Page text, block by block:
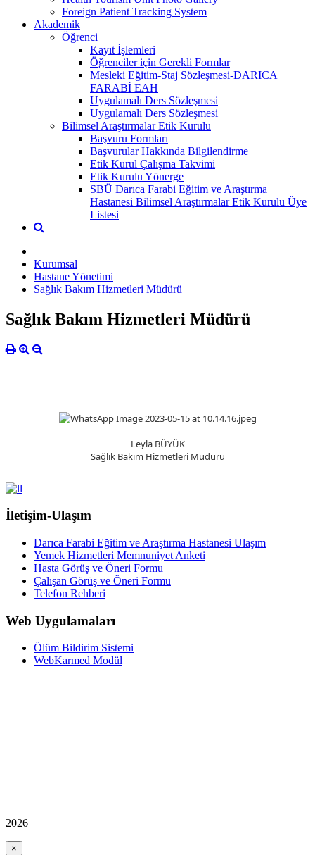
Foreign Patient Tracking System
Akademik
Öğrenci
Kayıt İşlemleri
Öğrenciler için Gerekli Formlar
Mesleki Eğitim-Staj Sözleşmesi-DARICA
FARABİ EAH
Uygulamalı Ders Sözleşmesi
Uygulamalı Ders Sözleşmesi
Bilimsel Araştırmalar Etik Kurulu
Başvuru Formları
Başvurular Hakkında Bilgilendirme
Etik Kurul Çalışma Takvimi
Etik Kurulu Yönerge
SBÜ Darıca Farabi Eğitim ve Araştırma
Hastanesi Bilimsel Araştırmalar Etik Kurulu Üye
Listesi
Kurumsal
Hastane Yönetimi
Sağlık Bakım Hizmetleri Müdürü
Sağlık Bakım Hizmetleri Müdürü
Leyla BÜYÜK
Sağlık Bakım Hizmetleri Müdürü
İletişim-Ulaşım
Darıca Farabi Eğitim ve Araştırma Hastanesi Ulaşım
Yemek Hizmetleri Memnuniyet Anketi
Hasta Görüş ve Öneri Formu
Çalışan Görüş ve Öneri Formu
Telefon Rehberi
Web Uygulamaları
Ölüm Bildirim Sistemi
WebKarmed Modül
2026
×